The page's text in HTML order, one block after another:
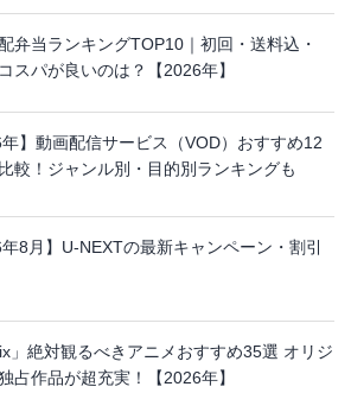
弁当ランキングTOP10｜初回・送料込・
スパが良いのは？【2026年】
年】動画配信サービス（VOD）おすすめ12
較！ジャンル別・目的別ランキングも
年8月】U-NEXTの最新キャンペーン・割引
」絶対観るべきアニメおすすめ35選 オリジ
占作品が超充実！【2026年】